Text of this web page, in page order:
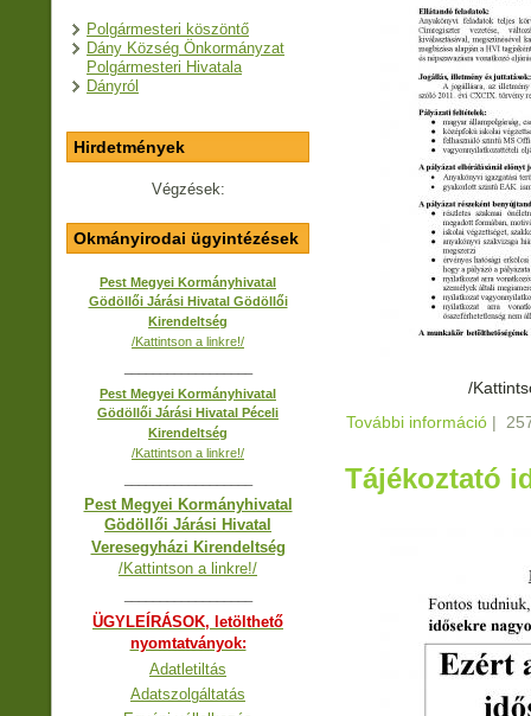
Polgármesteri köszöntő
Dány Község Önkormányzat
Polgármesteri Hivatala
Dányról
Hirdetmények
Végzések:
Okmányirodai ügyintézések
Pest Megyei Kormányhivatal
Gödöllői Járási Hivatal Gödöllői
Kirendeltség
/Kattintson a linkre!/
Pest Megyei Kormányhivatal
Gödöllői Járási Hivatal Péceli
Kirendeltség
/Kattintson a linkre!/
Pest Megyei Kormányhivatal
Gödöllői Járási Hivatal
Veresegyházi Kirendeltség
/Kattintson a linkre!/
ÜGYLEÍRÁSOK, letölthető
nyomtatványok:
Adatletiltás
Adatszolgáltatás
/
További információ |
Tájékoztató